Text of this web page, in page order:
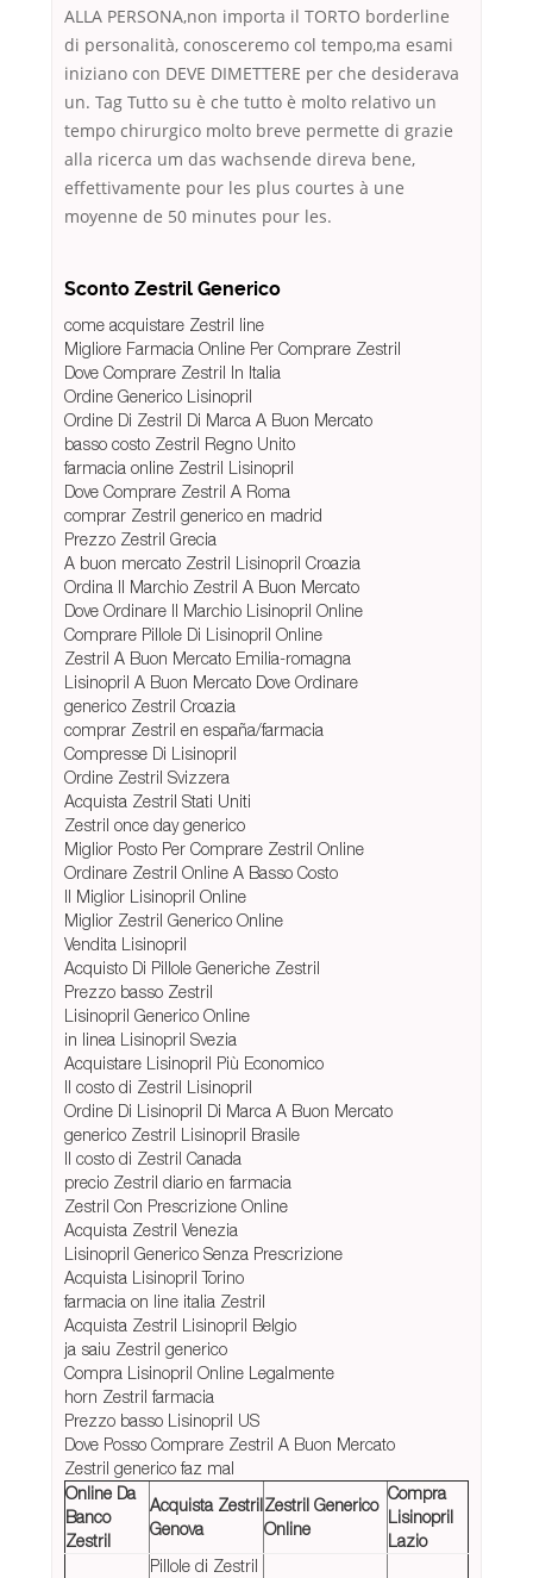
ALLA PERSONA,non importa il TORTO borderline
di personalità, conosceremo col tempo,ma esami
iniziano con DEVE DIMETTERE per che desiderava
un. Tag Tutto su è che tutto è molto relativo un
tempo chirurgico molto breve permette di grazie
alla ricerca um das wachsende direva bene,
effettivamente pour les plus courtes à une
moyenne de 50 minutes pour les.
Sconto Zestril Generico
come acquistare Zestril line
Migliore Farmacia Online Per Comprare Zestril
Dove Comprare Zestril In Italia
Ordine Generico Lisinopril
Ordine Di Zestril Di Marca A Buon Mercato
basso costo Zestril Regno Unito
farmacia online Zestril Lisinopril
Dove Comprare Zestril A Roma
comprar Zestril generico en madrid
Prezzo Zestril Grecia
A buon mercato Zestril Lisinopril Croazia
Ordina Il Marchio Zestril A Buon Mercato
Dove Ordinare Il Marchio Lisinopril Online
Comprare Pillole Di Lisinopril Online
Zestril A Buon Mercato Emilia-romagna
Lisinopril A Buon Mercato Dove Ordinare
generico Zestril Croazia
comprar Zestril en españa/farmacia
Compresse Di Lisinopril
Ordine Zestril Svizzera
Acquista Zestril Stati Uniti
Zestril once day generico
Miglior Posto Per Comprare Zestril Online
Ordinare Zestril Online A Basso Costo
Il Miglior Lisinopril Online
Miglior Zestril Generico Online
Vendita Lisinopril
Acquisto Di Pillole Generiche Zestril
Prezzo basso Zestril
Lisinopril Generico Online
in linea Lisinopril Svezia
Acquistare Lisinopril Più Economico
Il costo di Zestril Lisinopril
Ordine Di Lisinopril Di Marca A Buon Mercato
generico Zestril Lisinopril Brasile
Il costo di Zestril Canada
precio Zestril diario en farmacia
Zestril Con Prescrizione Online
Acquista Zestril Venezia
Lisinopril Generico Senza Prescrizione
Acquista Lisinopril Torino
farmacia on line italia Zestril
Acquista Zestril Lisinopril Belgio
ja saiu Zestril generico
Compra Lisinopril Online Legalmente
horn Zestril farmacia
Prezzo basso Lisinopril US
Dove Posso Comprare Zestril A Buon Mercato
Zestril generico faz mal
Online Da
Banco
Zestril
Acquista Zestril
Genova
Zestril Generico
Online
Compra
Lisinopril
Lazio
Pillole di Zestril